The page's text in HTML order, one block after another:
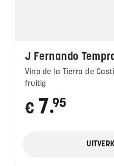
J Fernando
Vino de la Tierra de Castilla | Rood | medium
fruitig
€ 7 ●
95